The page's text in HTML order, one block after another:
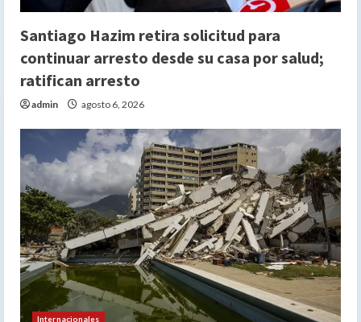
Santiago Hazim retira solicitud para
continuar arresto desde su casa por salud;
ratifican arresto
admin agosto 6, 2026
Internacionales